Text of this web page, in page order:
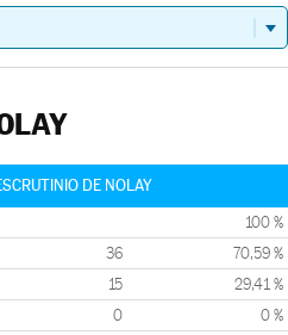
DE NOLAY
100 %
36 70,59 %
15 29,41 %
0 0 %